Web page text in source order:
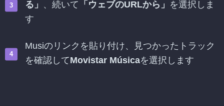
る」 、続いて 「ウェブのURLから」 を選択しま
す
Musiのリンクを貼り付け、見つかったトラック
を確認してMovistar Músicaを選択します